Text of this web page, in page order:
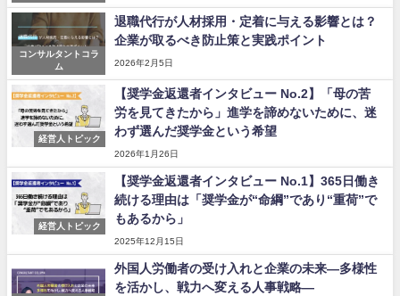
コンサルタントコラ
ム
退職代行が人材採用・定着に与える影響とは？
企業が取るべき防止策と実践ポイント
2026年2月5日
経営人トピック
【奨学金返還者インタビュー No.2】「母の苦
労を見てきたから」進学を諦めないために、迷
わず選んだ奨学金という希望
2026年1月26日
経営人トピック
【奨学金返還者インタビュー No.1】365日働き
続ける理由は「奨学金が“命綱”であり“重荷”で
もあるから」
2025年12月15日
外国人労働者の受け入れと企業の未来―多様性
を活かし、戦力へ変える人事戦略―